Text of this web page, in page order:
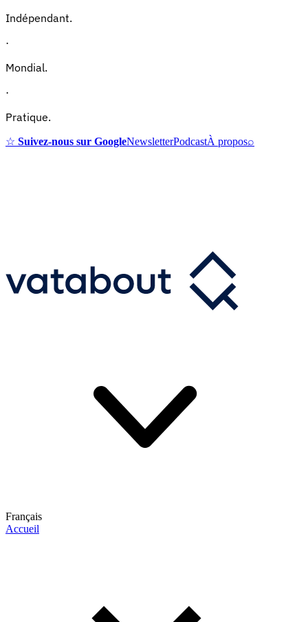
Indépendant.
·
Mondial.
·
Pratique.
☆ Suivez-nous sur GoogleNewsletterPodcastÀ propos⌕
Français
Accueil